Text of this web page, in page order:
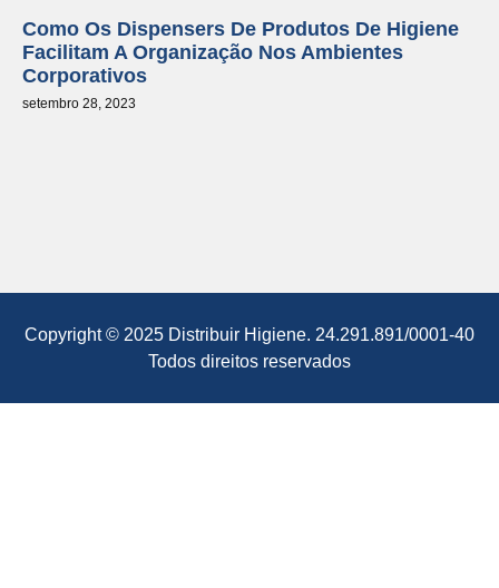
Como Os Dispensers De Produtos De Higiene
Facilitam A Organização Nos Ambientes
Corporativos
setembro 28, 2023
Copyright © 2025 Distribuir Higiene. 24.291.891/0001-40
Todos direitos reservados